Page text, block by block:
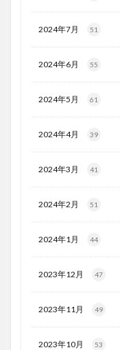
2024年7月 51
2024年6月 55
2024年5月 61
2024年4月 39
2024年3月 41
2024年2月 51
2024年1月 44
2023年12月 47
2023年11月 49
2023年10月 53